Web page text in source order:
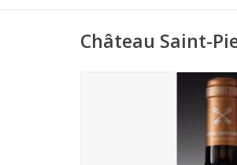
Château Saint-